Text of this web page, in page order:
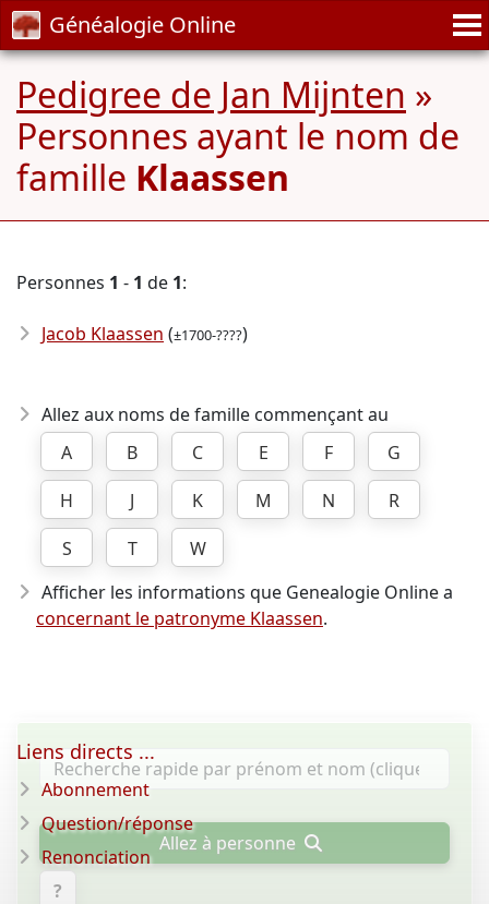
Généalogie Online
Pedigree de Jan Mijnten »
Personnes ayant le nom de
famille Klaassen
Personnes 1 - 1 de 1:
Jacob Klaassen (±1700-????)
Allez aux noms de famille commençant au
A
B C E F
G
H
J K M N
R
S
T
W
Afficher les informations que Genealogie Online a
concernant le patronyme Klaassen.
Allez à personne
?
Liens directs ...
Abonnement
Question/réponse
Renonciation